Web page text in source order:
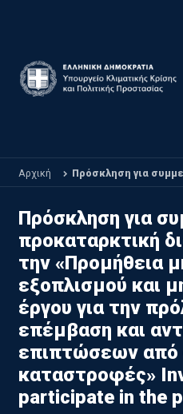
Αρχική Πρόσκληση για συμμετοχή σε προκαταρκτική διαβούλευση για την «Προμήθεια μηχανολογικού εξοπλισμού
Πρόσκληση για
προκαταρκτική
την «Προμήθεια
εξοπλισμού και
έργου για την
επέμβαση και
επιπτώσεων από
καταστροφές»
participate in the